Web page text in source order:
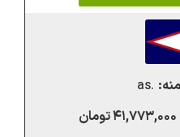
.as
۴۱,۷۷۳,۰۰۰ تومان